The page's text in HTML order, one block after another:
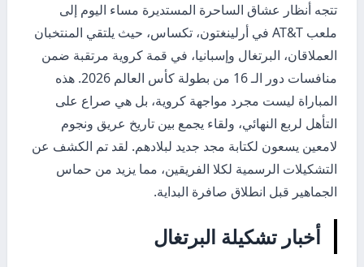
تتجه أنظار عشاق الساحرة المستديرة مساء اليوم إلى
ملعب AT&T في أرلينغتون، تكساس، حيث يلتقي المنتخبان
العملاقان، البرتغال وإسبانيا، في قمة كروية مرتقبة ضمن
منافسات دور الـ 16 من بطولة كأس العالم 2026. هذه
المباراة ليست مجرد مواجهة كروية، بل هي صراع على
التأهل لربع النهائي، ولقاء يجمع بين تاريخ عريق ونجوم
لامعين يسعون لكتابة مجد جديد لبلادهم. لقد تم الكشف عن
التشكيلات الرسمية لكلا الفريقين، مما يزيد من حماس
الجماهير قبل انطلاق صافرة البداية.
أخبار تشكيلة البرتغال